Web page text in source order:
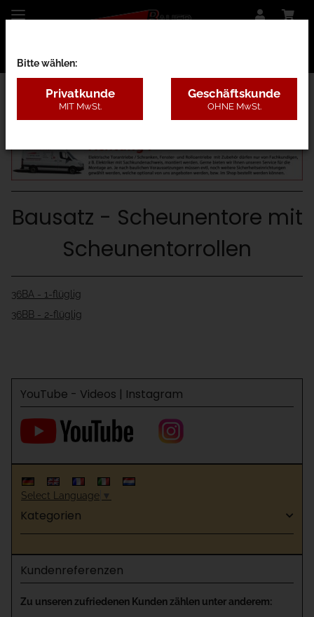
36 - Scheunentor Bausatz
Bausatz - Scheunentore mit
Scheunentorrollen
36BA - 1-flüglig
36BB - 2-flüglig
YouTube - Videos | Instagram
Select Language ▼
Kategorien
Kundenreferenzen
Zu unseren zufriedenen Kunden zählen unter anderem:
Bitte wählen:
Privatkunde
MIT MwSt.
Geschäftskunde
OHNE MwSt.